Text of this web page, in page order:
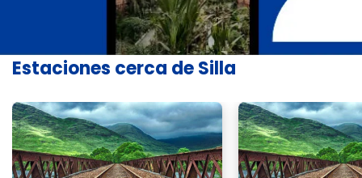
Estaciones cerca de Silla